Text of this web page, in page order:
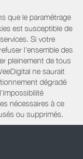
que le paramétrage
est susceptible de
Si votre
l'ensemble des
pleinement de tous
ne saurait
dégradé
nécessaires à ce
ou supprimés.